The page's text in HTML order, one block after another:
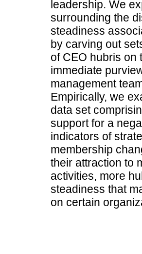
leadership. We
surrounding the
steadiness
by carving out
of CEO hubris on
immediate
management
Empirically, we
data set
support for a
indicators of
membership
their attraction to
activities, more
steadiness that
on certain